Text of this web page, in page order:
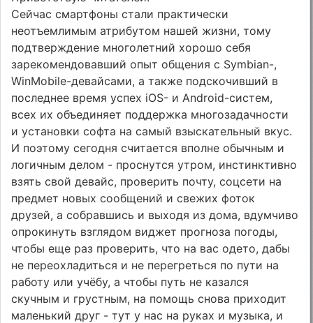
Сейчас смартфоны стали практически
неотъемлимым атрибутом нашей жизни, тому
подтверждение многолетний хорошо себя
зарекомендовавший опыт общения с Symbian-,
WinMobile-девайсами, а также подскочивший в
последнее время успех iOS- и Android-систем,
всех их объединяет поддержка многозадачности
и установки софта на самый взыскательный вкус.
И поэтому сегодня считается вполне обычным и
логичным делом - проснутся утром, инстинктивно
взять свой девайс, проверить почту, соцсети на
предмет новых сообщений и свежих фоток
друзей, а собравшись и выходя из дома, вдумчиво
опрокинуть взглядом виджет прогноза погоды,
чтобы еще раз проверить, что на вас одето, дабы
не переохладиться и не перегреться по пути на
работу или учёбу, а чтобы путь не казался
скучным и грустным, на помощь снова приходит
маленький друг - тут у нас на руках и музыка, и